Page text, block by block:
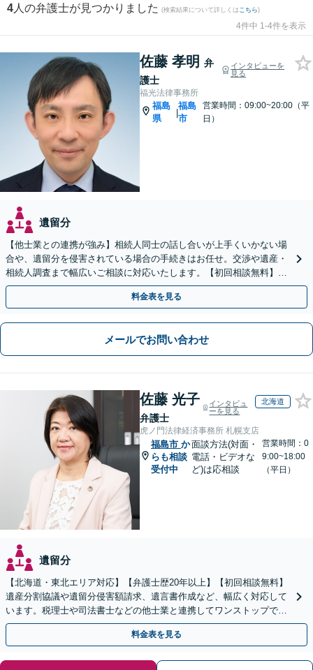
4 人の弁護士が見つかりました (検索結果について詳しくは こちら)
4件中 1-4件を表示
佐藤 孝明 弁
護士
インタビューを
見る
福光法律事務所
福島
県
|
福島
市
営業時間：09:00~20:00（平
日）
遺留分
【他士業との連携が強み】相続人同士の話し合いが上手くいかない場
合や、遺留分を侵害されている場合の手続きはお任せ。交渉や遺産・
相続人調査まで幅広いご相談に対応いたします。【初回相談無料】
【出張相談OK】【LINE可】
料金表を見る
メールでお問い合わせ
佐藤 光子
弁護士
インタビュ
ーを見る
北海道
虎ノ門法律経済事務所 札幌支店
福島市 か
らも相談
受付中
面談方法(対面・
電話・ビデオな
ど)は応相談
営業時間：0
9:00~18:00
（平日）
遺留分
【北海道・東北エリア対応】【弁護士歴20年以上】【初回相談無料】
遺産分割協議や遺留分侵害額請求、遺言書作成など、幅広く対応して
います。税理士や司法書士などの他士業と連携してワンストップでの
解決が可能です。ぜひご相談ください。
料金表を見る